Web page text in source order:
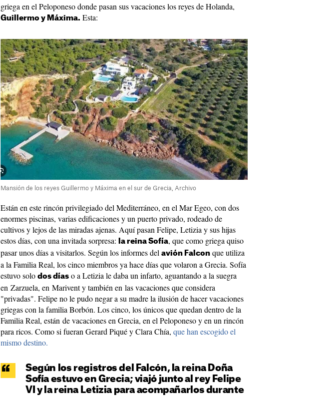
griega en el Peloponeso donde pasan sus vacaciones los reyes de Holanda,
Guillermo y Máxima. Esta:
Mansión de los reyes Guillermo y Máxima en el sur de Grecia, Archivo
Están en este rincón privilegiado del Mediterráneo, en el Mar Egeo, con dos
enormes piscinas, varias edificaciones y un puerto privado, rodeado de
cultivos y lejos de las miradas ajenas. Aquí pasan Felipe, Letizia y sus hijas
estos días, con una invitada sorpresa:
la reina Sofía, que como griega quiso
pasar unos días a visitarlos. Según los informes del avión Falcon que utiliza
a la Familia Real, los cinco miembros ya hace días que volaron a Grecia. Sofía
estuvo solo dos días o a Letizia le daba un infarto, aguantando a la suegra
en Zarzuela, en Marivent y también en las vacaciones que considera
"privadas". Felipe no le pudo negar a su madre la ilusión de hacer vacaciones
griegas con la familia Borbón. Los cinco, los únicos que quedan dentro de la
Familia Real, están de vacaciones en Grecia, en el Peloponeso y en un rincón
para ricos. Como si fueran Gerard Piqué y Clara Chía, que han escogido el
mismo destino.
Según los registros del Falcón, la reina Doña
Sofía estuvo en Grecia; viajó junto al rey Felipe
VI y la reina Letizia para acompañarlos durante